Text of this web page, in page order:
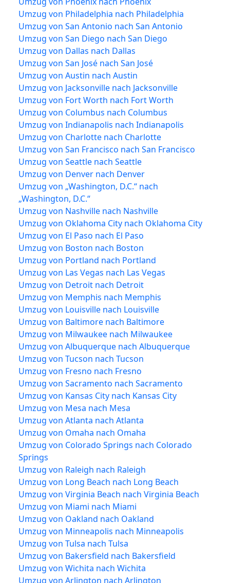
Umzug von Philadelphia nach Philadelphia
Umzug von San Antonio nach San Antonio
Umzug von San Diego nach San Diego
Umzug von Dallas nach Dallas
Umzug von San José nach San José
Umzug von Austin nach Austin
Umzug von Jacksonville nach Jacksonville
Umzug von Fort Worth nach Fort Worth
Umzug von Columbus nach Columbus
Umzug von Indianapolis nach Indianapolis
Umzug von Charlotte nach Charlotte
Umzug von San Francisco nach San Francisco
Umzug von Seattle nach Seattle
Umzug von Denver nach Denver
Umzug von „Washington, D.C.“ nach
„Washington, D.C.“
Umzug von Nashville nach Nashville
Umzug von Oklahoma City nach Oklahoma City
Umzug von El Paso nach El Paso
Umzug von Boston nach Boston
Umzug von Portland nach Portland
Umzug von Las Vegas nach Las Vegas
Umzug von Detroit nach Detroit
Umzug von Memphis nach Memphis
Umzug von Louisville nach Louisville
Umzug von Baltimore nach Baltimore
Umzug von Milwaukee nach Milwaukee
Umzug von Albuquerque nach Albuquerque
Umzug von Tucson nach Tucson
Umzug von Fresno nach Fresno
Umzug von Sacramento nach Sacramento
Umzug von Kansas City nach Kansas City
Umzug von Mesa nach Mesa
Umzug von Atlanta nach Atlanta
Umzug von Omaha nach Omaha
Umzug von Colorado Springs nach Colorado
Springs
Umzug von Raleigh nach Raleigh
Umzug von Long Beach nach Long Beach
Umzug von Virginia Beach nach Virginia Beach
Umzug von Miami nach Miami
Umzug von Oakland nach Oakland
Umzug von Minneapolis nach Minneapolis
Umzug von Tulsa nach Tulsa
Umzug von Bakersfield nach Bakersfield
Umzug von Wichita nach Wichita
Umzug von Arlington nach Arlington